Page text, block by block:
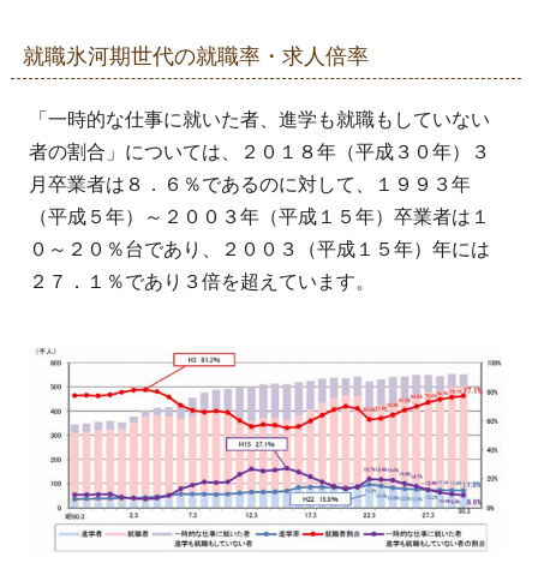
就職氷河期世代の就職率・求人倍率
「一時的な仕事に就いた者、進学も就職もしていない
者の割合」については、２０１８年（平成３０年）３
月卒業者は８．６％であるのに対して、１９９３年
（平成５年）～２００３年（平成１５年）卒業者は１
０～２０％台であり、２００３（平成１５年）年には
２７．１％であり３倍を超えています。